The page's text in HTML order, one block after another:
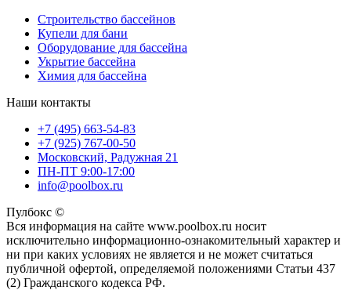
Строительство бассейнов
Купели для бани
Оборудование для бассейна
Укрытие бассейна
Химия для бассейна
Наши контакты
+7 (495) 663-54-83
+7 (925) 767-00-50
Московский, Радужная 21
ПН-ПТ 9:00-17:00
info@poolbox.ru
Пулбокс ©
Вся информация на сайте www.poolbox.ru носит
исключительно информационно-ознакомительный характер и
ни при каких условиях не является и не может считаться
публичной офертой, определяемой положениями Статьи 437
(2) Гражданского кодекса РФ.